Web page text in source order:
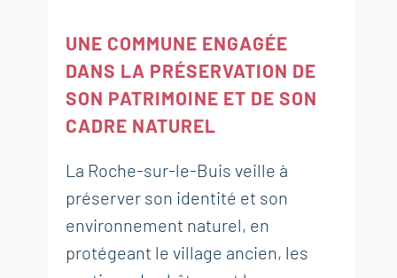
UNE COMMUNE ENGAGÉE
DANS LA PRÉSERVATION DE
SON PATRIMOINE ET DE SON
CADRE NATUREL
La Roche-sur-le-Buis veille à
préserver son identité et son
environnement naturel, en
protégeant le village ancien, les